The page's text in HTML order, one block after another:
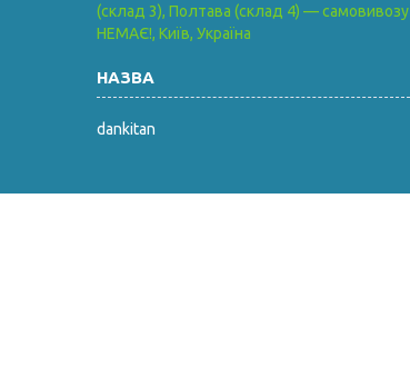
(склад 3), Полтава (склад 4) — самовивозу
НЕМАЄ!, Київ, Україна
dankitan